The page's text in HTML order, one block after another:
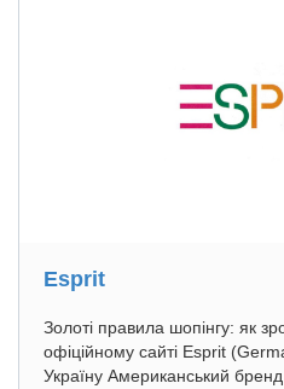
Esprit
Золоті правила шопінгу: як
офіційному сайті Esprit
Україну Американський